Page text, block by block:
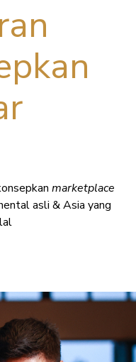
marketplace
asli & Asia yang